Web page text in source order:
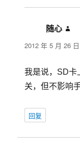
随心
2012 年 5 月 26
我是说，SD卡
关，但不影响
回复